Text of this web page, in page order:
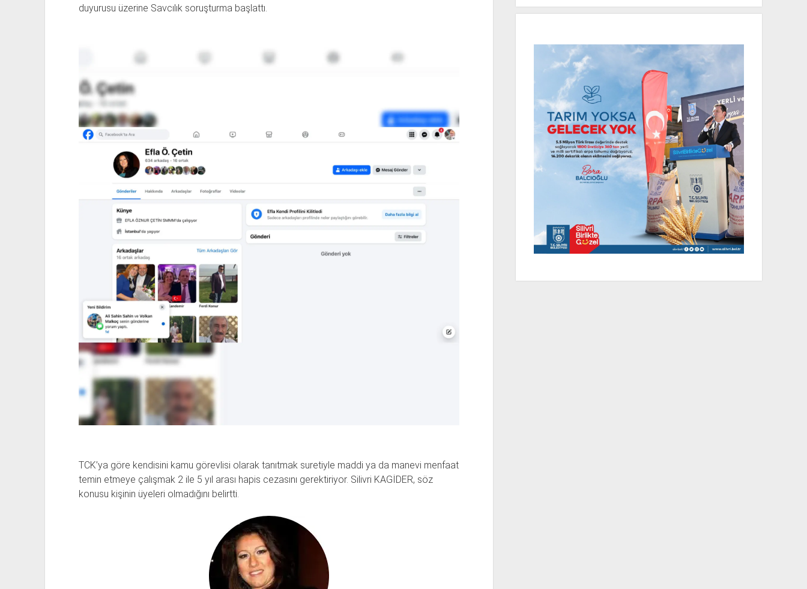
duyurusu üzerine Savcılık soruşturma başlattı.
TCK’ya göre kendisini kamu görevlisi olarak tanıtmak suretiyle maddi ya da manevi menfaat
temin etmeye çalışmak 2 ile 5 yıl arası hapis cezasını gerektiriyor. Silivri KAGİDER, söz
konusu kişinin üyeleri olmadığını belirtti.